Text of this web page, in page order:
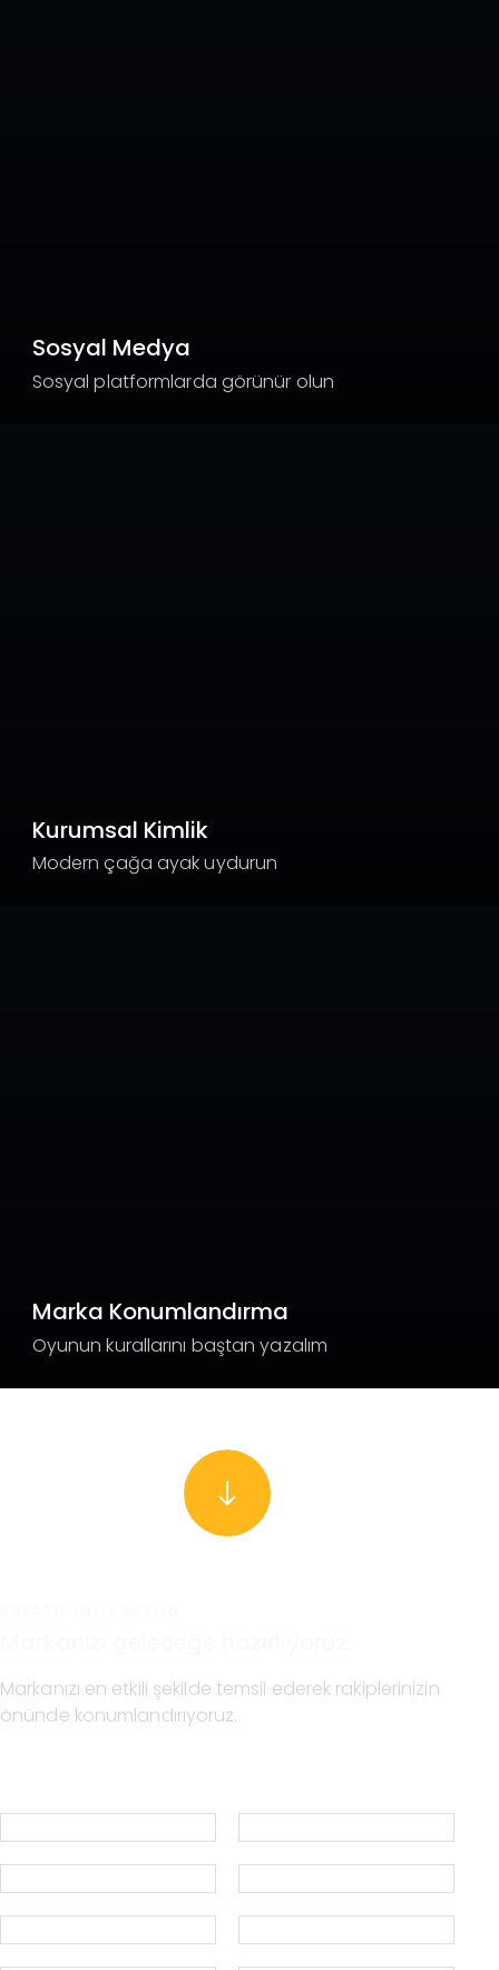
Sosyal Medya
Sosyal platformlarda görünür olun
Kurumsal Kimlik
Modern çağa ayak uydurun
Marka Konumlandırma
Oyunun kurallarını baştan yazalım
Markanızı en etkili şekilde temsil ederek rakiplerinizin
önünde konumlandırıyoruz.